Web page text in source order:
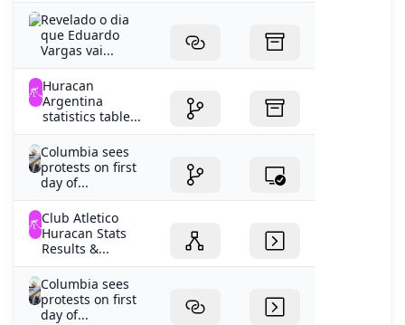
Huracan
Argentina
statistics table...
Columbia sees
protests on first
day of...
Club Atletico
Huracan Stats
Results &...
Columbia sees
protests on first
day of...
Are we in for a
major hurricane
season...